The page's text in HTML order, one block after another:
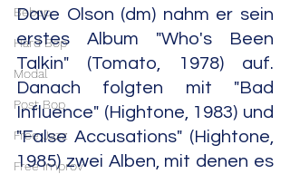
Bebop
Hard Bop
Modal
Post Bop
Free Jazz
Free Improv
Dave Olson (dm) nahm er sein
erstes Album "Who's Been
Talkin" (Tomato, 1978) auf.
Danach folgten mit "Bad
Influence" (Hightone, 1983) und
"False Accusations" (Hightone,
1985) zwei Alben, mit denen es